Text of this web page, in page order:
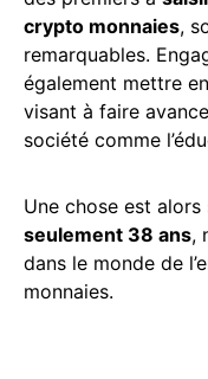
crypto monnaies,
remarquables.
également mettre
visant à faire
société comme
Une chose est
seulement 38 ans,
dans le monde de
monnaies.